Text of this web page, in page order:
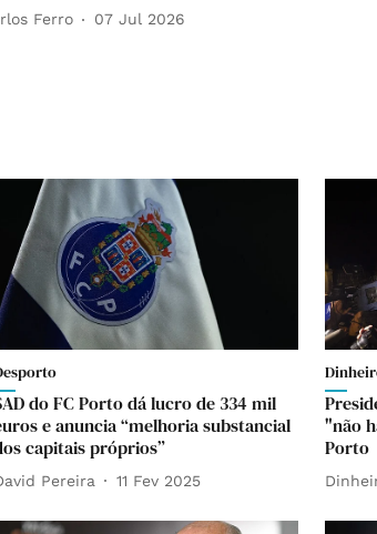
Ferro 07 Jul 2026
do FC Porto dá lucro de 334 mil
e anuncia “melhoria substancial
capitais próprios”
Pereira 11 Fev 2025
"não
Porto